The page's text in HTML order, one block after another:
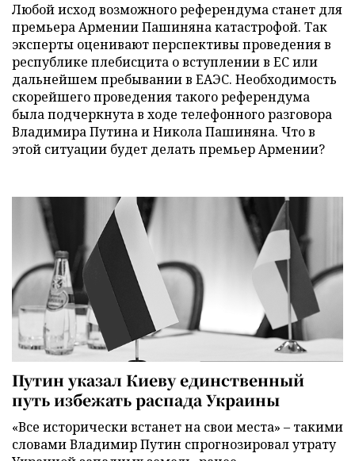
Любой исход возможного референдума станет для
премьера Армении Пашиняна катастрофой. Так
эксперты оценивают перспективы проведения в
республике плебисцита о вступлении в ЕС или
дальнейшем пребывании в ЕАЭС. Необходимость
скорейшего проведения такого референдума
была подчеркнута в ходе телефонного разговора
Владимира Путина и Никола Пашиняна. Что в
этой ситуации будет делать премьер Армении?
Путин указал Киеву единственный
путь избежать распада Украины
«Все исторически встанет на свои места» – такими
словами Владимир Путин спрогнозировал утрату